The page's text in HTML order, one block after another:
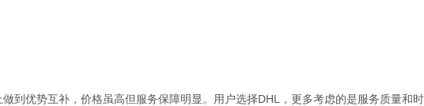
到优势互补，价格虽高但服务保障明显。用户选择DHL，更多考虑的是服务质量和